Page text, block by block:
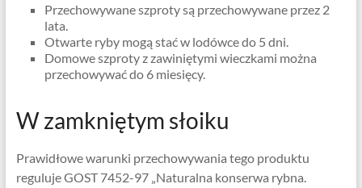
Przechowywane szproty są przechowywane przez 2
lata.
Otwarte ryby mogą stać w lodówce do 5 dni.
Domowe szproty z zawiniętymi wieczkami można
przechowywać do 6 miesięcy.
W zamkniętym słoiku
Prawidłowe warunki przechowywania tego produktu
reguluje GOST 7452-97 „Naturalna konserwa rybna.